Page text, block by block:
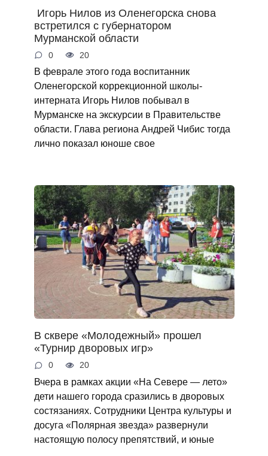
Игорь Нилов из Оленегорска снова
встретился с губернатором
Мурманской области
0 20
В феврале этого года воспитанник
Оленегорской коррекционной школы-
интерната Игорь Нилов побывал в
Мурманске на экскурсии в Правительстве
области. Глава региона Андрей Чибис тогда
лично показал юноше свое
В сквере «Молодежный» прошел
«Турнир дворовых игр»
0 20
Вчера в рамках акции «На Севере — лето»
дети нашего города сразились в дворовых
состязаниях. Сотрудники Центра культуры и
досуга «Полярная звезда» развернули
настоящую полосу препятствий, и юные